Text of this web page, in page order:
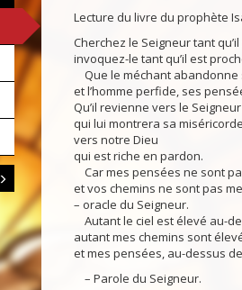
Lecture du livre du prophète
Cherchez le Seigneur tant
invoquez-le tant qu’il est
Que le méchant abandonne
et l’homme perfide, ses
Qu’il revienne vers le Seigneur
qui lui montrera sa
vers notre Dieu
qui est riche en pardon.
Car mes pensées ne sont
et vos chemins ne sont pas
– oracle du Seigneur.
Autant le ciel est élevé au-
autant mes chemins sont
et mes pensées, au-dessus
– Parole du Seigneur.